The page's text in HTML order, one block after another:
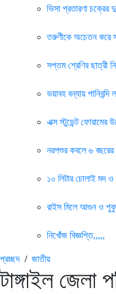
ভিসা প্রতারণা চক্রের
তরুণীকে অচেতন করে
সপ্তম শ্রেণির ছাত্রী
ভয়াবহ বন্যায়
এক্স স্টুডেন্ট ফোরামের
নরপশুর কবলে ৬ বছরের
১০ লিটার চোলাই মদ
রাইস মিলে আগুন ও
নিখোঁজ বিজ্ঞপ্তি,,,,,
প্রচ্ছদ / জাতীয়
টাঙ্গাইল জেলা